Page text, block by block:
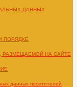
ДАННЫХ
ПОРЯДКЕ
НА САЙТЕ
данных посетителей